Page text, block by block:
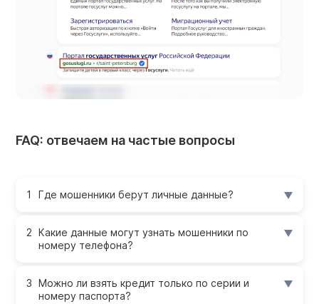
FAQ: отвечаем на частые вопросы
Где мошенники берут личные данные?
Какие данные могут узнать мошенники по
номеру телефона?
Можно ли взять кредит только по серии и
номеру паспорта?